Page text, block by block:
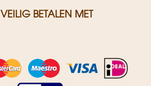
VEILIG BETALEN MET